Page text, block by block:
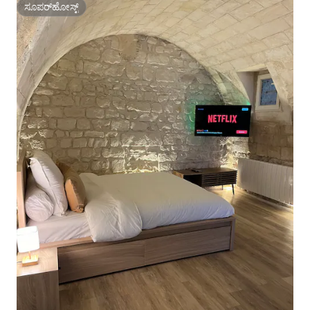
ಸೂಪರ್‌ಹೋಸ್ಟ್
ಸೂಪರ್‌ಹೋಸ್ಟ್